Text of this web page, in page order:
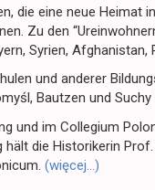
die eine neue Heimat
Zu den
Syrien, Afghanistan,
und anderer
Bautzen und Suchy
und im Collegium
die Historikerin
(więcej…)